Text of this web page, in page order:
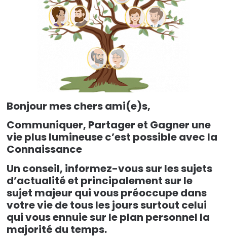
plus
lumineuse!
Bonjour mes chers ami(e)s,
Communiquer, Partager et Gagner une
vie plus lumineuse c’est possible avec la
Connaissance
Un conseil, informez-vous sur les sujets
d’actualité et principalement sur le
sujet majeur qui vous préoccupe dans
votre vie de tous les jours surtout celui
qui vous ennuie sur le plan personnel la
majorité du temps.